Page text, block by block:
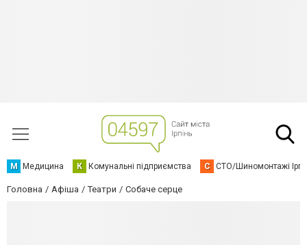
М Медицина К Комунальні підприємства С СТО/Шиномонтажі
Головна Афіша Театри Собаче серце